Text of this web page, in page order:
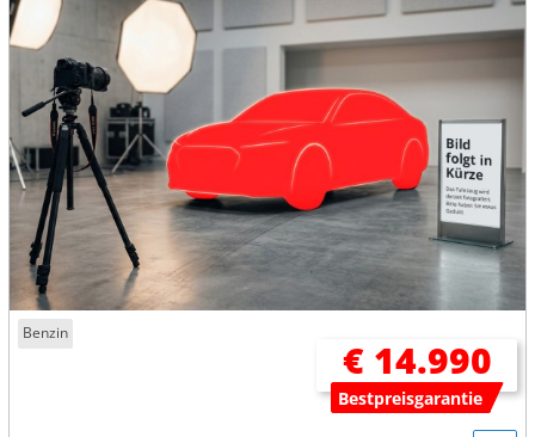
Benzin
€ 14.990
Bestpreisgarantie